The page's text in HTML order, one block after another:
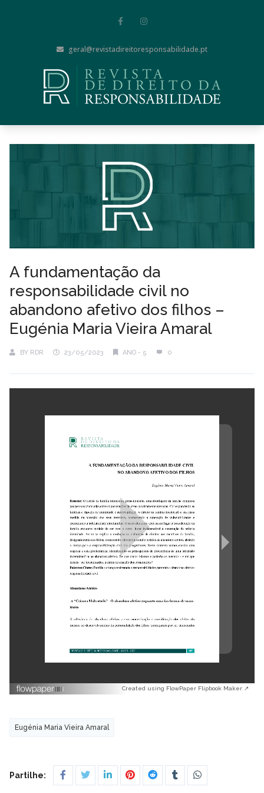
geral@revistadireitoresponsabilidade.pt
A fundamentação da
responsabilidade civil no
abandono afetivo dos filhos –
Eugénia Maria Vieira Amaral
BY RDR 23/05/2023 ANO - 5 0
Created using FlowPaper Flipbook Maker ↗
Eugénia Maria Vieira Amaral
Partilhe: